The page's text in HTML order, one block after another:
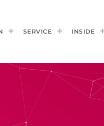
SERVICE INSIDE